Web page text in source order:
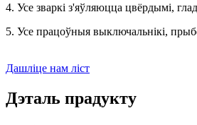
4. Усе зваркі з'яўляюцца цвёрдымі,
5. Усе працоўныя выключальнікі,
Дашліце нам ліст
Дэталь прадукту